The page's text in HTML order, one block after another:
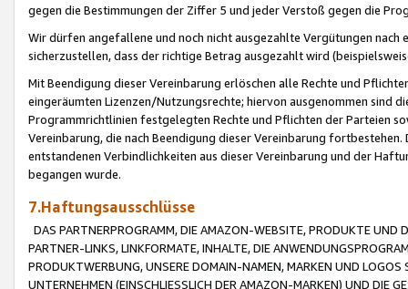
gegen die Bestimmungen der Ziffer 5 und jeder Verstoß gegen die
Wir dürfen angefallene und noch nicht ausgezahlte Vergütungen
sicherzustellen, dass der richtige Betrag ausgezahlt wird
Mit Beendigung dieser Vereinbarung erlöschen alle Rechte und
eingeräumten Lizenzen/Nutzungsrechte; hiervon ausgenommen sind
Programmrichtlinien festgelegten Rechte und Pflichten der Parteien
Vereinbarung, die nach Beendigung dieser Vereinbarung
entstandenen Verbindlichkeiten aus dieser Vereinbarung und der
begangen wurde.
7.Haftungsausschlüsse
DAS PARTNERPROGRAMM, DIE AMAZON-WEBSITE, PRODUKTE UND
PARTNER-LINKS, LINKFORMATE, INHALTE, DIE
PRODUKTWERBUNG, UNSERE DOMAIN-NAMEN, MARKEN UND
UNTERNEHMEN (EINSCHLIESSLICH DER AMAZON-MARKEN) UND DIE